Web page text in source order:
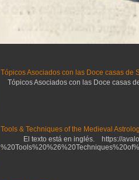
Tópicos Asociados con las Doce casas de
Tópicos Asociados con las Doce casas
Tools & Techniques of the Medieval
El texto está en inglés. https://